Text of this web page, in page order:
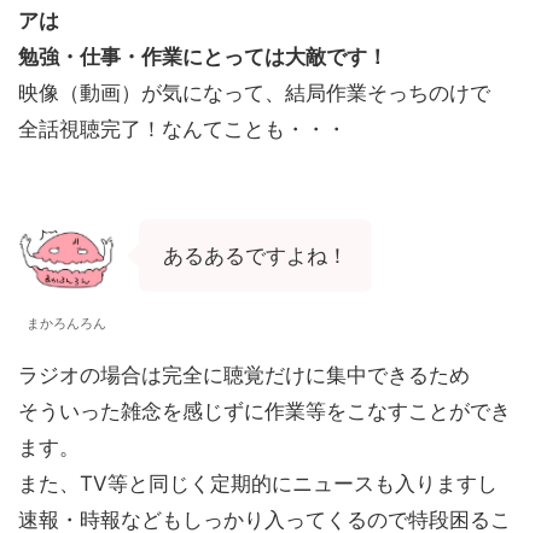
アは
勉強・仕事・作業にとっては大敵です！
映像（動画）が気になって、結局作業そっちのけで
全話視聴完了！なんてことも・・・
まかろんろん
あるあるですよね！
ラジオの場合は完全に聴覚だけに集中できるため
そういった雑念を感じずに作業等をこなすことができ
ます。
また、TV等と同じく定期的にニュースも入りますし
速報・時報などもしっかり入ってくるので特段困るこ